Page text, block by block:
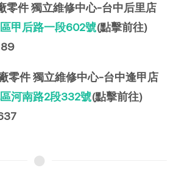
零件 獨立維修中心-台中后里店
甲后路一段602號(點擊前往)
零件 獨立維修中心-台中逢甲店
河南路2段332號(點擊前往)